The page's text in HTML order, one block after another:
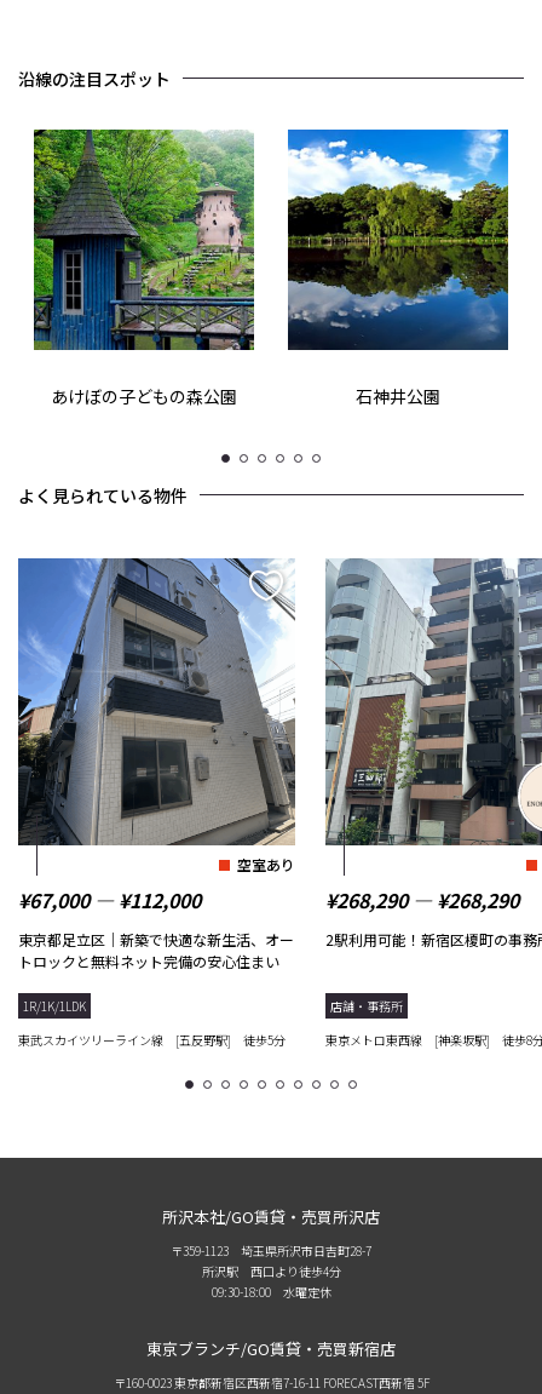
沿線の注目スポット
あけぼの子どもの森公園 石神井公園
1 2 3 4 5 6
よく見られている物件
空室あり
¥67,000 ― ¥112,000
東京都足立区｜新築で快適な新生活、オー
トロックと無料ネット完備の安心住まい
1R/1K/1LDK
東武スカイツリーライン線 [五反野駅] 徒歩5分
¥268,290 ― ¥268,290
2駅利用可能！新宿区榎町の事務
店舗・事務所
東京メトロ東西線 [神楽坂駅] 徒歩8
1 2 3 4 5 6 7 8 9 10
所沢本社/GO賃貸・売買所沢店
〒359-1123 埼玉県所沢市日吉町28-7
所沢駅 西口より徒歩4分
09:30-18:00 水曜定休
東京ブランチ/GO賃貸・売買新宿店
〒160-0023 東京都新宿区西新宿7-16-11 FORECAST西新宿 5F